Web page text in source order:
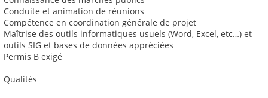
Conduite et animation de réunions
Compétence en coordination générale de projet
Maîtrise des outils informatiques usuels (Word, Excel, etc…) et
outils SIG et bases de données appréciées
Permis B exigé
Qualités